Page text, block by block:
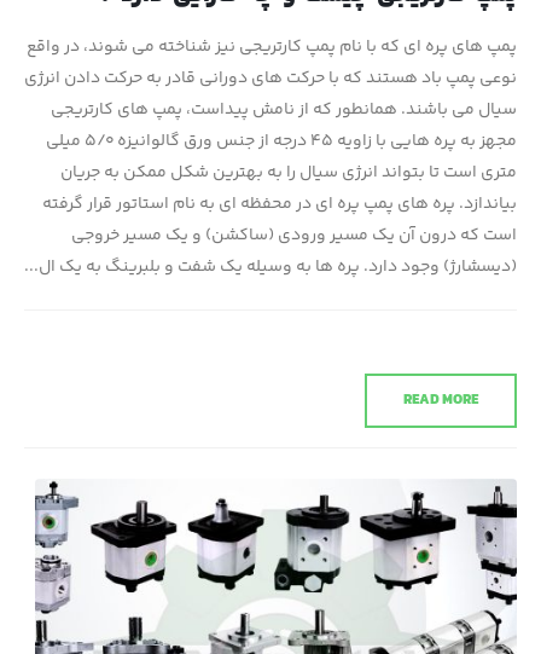
پمپ های پره ای که با نام پمپ کارتریجی نیز شناخته می شوند، در واقع
نوعی پمپ باد هستند که با حرکت های دورانی قادر به حرکت دادن انرژی
سیال می باشند. همانطور که از نامش پیداست، پمپ های کارتریجی
مجهز به پره هایی با زاویه ۴۵ درجه از جنس ورق گالوانیزه ۵/۰ میلی
متری است تا بتواند انرژی سیال را به بهترین شکل ممکن به جریان
بیاندازد. پره های پمپ پره ای در محفظه ای به نام استاتور قرار گرفته
است که درون آن یک مسیر ورودی (ساکشن) و یک مسیر خروجی
(دیسشارژ) وجود دارد. پره ها به وسیله یک شفت و بلبرینگ به یک ال...
READ MORE